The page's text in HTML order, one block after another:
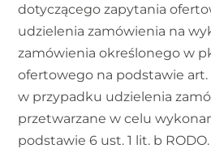
dotyczącego zapytania
udzielenia zamówienia na
zamówienia określonego w
ofertowego na podstawie art.
w przypadku udzielenia
przetwarzane w celu
podstawie 6 ust. 1 lit. b RODO.